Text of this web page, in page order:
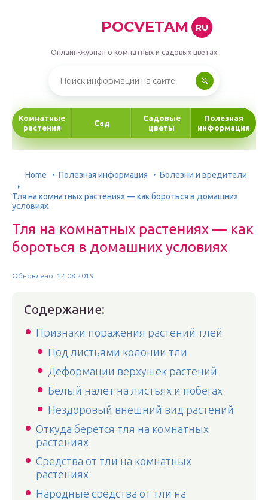
POCVETAM RU
Онлайн-журнал о комнатных и садовых цветах
Комнатные
растения
Сад
Садовые
цветы
Полезная
информация
Home Полезная информация Болезни и вредители
Тля на комнатных растениях — как бороться в домашних
условиях
Тля на комнатных растениях — как
бороться в домашних условиях
Обновлено: 12.08.2019
Содержание:
Признаки поражения растений тлей
Под листьями колонии тли
Деформации верхушек растений
Белый налет на листьях и побегах
Нездоровый внешний вид растений
Откуда берется тля на комнатных
растениях
Средства от тли на комнатных
растениях
Народные средства от тли на